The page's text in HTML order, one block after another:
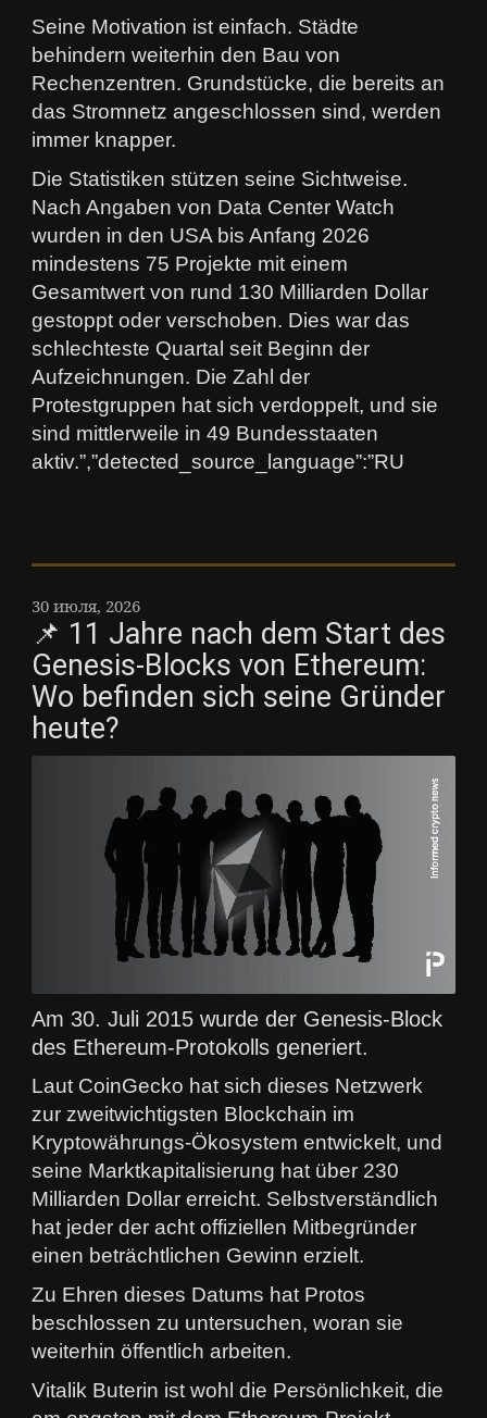
Seine Motivation ist einfach. Städte
behindern weiterhin den Bau von
Rechenzentren. Grundstücke, die bereits an
das Stromnetz angeschlossen sind, werden
immer knapper.
Die Statistiken stützen seine Sichtweise.
Nach Angaben von Data Center Watch
wurden in den USA bis Anfang 2026
mindestens 75 Projekte mit einem
Gesamtwert von rund 130 Milliarden Dollar
gestoppt oder verschoben. Dies war das
schlechteste Quartal seit Beginn der
Aufzeichnungen. Die Zahl der
Protestgruppen hat sich verdoppelt, und sie
sind mittlerweile in 49 Bundesstaaten
aktiv.”,”detected_source_language”:”RU
30 июля, 2026
📌 11 Jahre nach dem Start des
Genesis-Blocks von Ethereum:
Wo befinden sich seine Gründer
heute?
Am 30. Juli 2015 wurde der Genesis-Block
des Ethereum-Protokolls generiert.
Laut CoinGecko hat sich dieses Netzwerk
zur zweitwichtigsten Blockchain im
Kryptowährungs-Ökosystem entwickelt, und
seine Marktkapitalisierung hat über 230
Milliarden Dollar erreicht. Selbstverständlich
hat jeder der acht offiziellen Mitbegründer
einen beträchtlichen Gewinn erzielt.
Zu Ehren dieses Datums hat Protos
beschlossen zu untersuchen, woran sie
weiterhin öffentlich arbeiten.
Vitalik Buterin ist wohl die Persönlichkeit, die